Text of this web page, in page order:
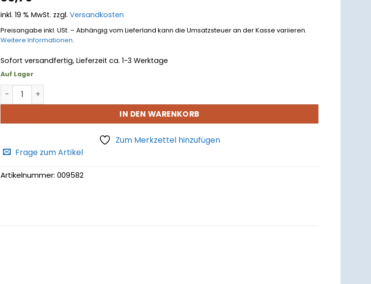
inkl. 19 % MwSt. zzgl.Versandkosten
Preisangabe inkl. USt. – Abhängig vom Lieferland kann die Umsatzsteuer an der Kasse variieren.
Weitere Informationen.
Sofort versandfertig, Lieferzeit ca. 1-3 Werktage
Auf Lager
Rahmenbolzen abschmierbar Menge
IN DEN WARENKORB
Zum Merkzettel hinzufügen
Frage zum Artikel
Artikelnummer:009582